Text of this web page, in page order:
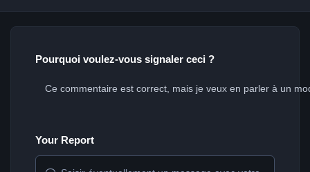
Pourquoi voulez-vous signaler ceci ?
Your Report